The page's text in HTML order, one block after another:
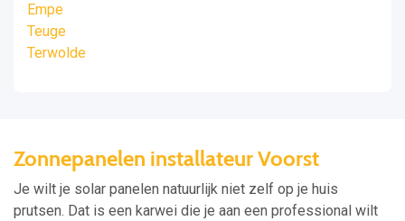
Empe
Teuge
Terwolde
Zonnepanelen installateur Voorst
Je wilt je solar panelen natuurlijk niet zelf op je huis
prutsen. Dat is een karwei die je aan een professional wilt